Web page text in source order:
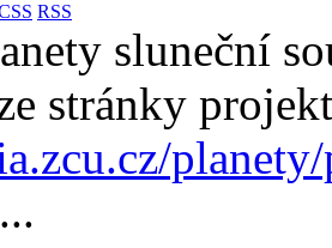
RSS
sluneční
stránky